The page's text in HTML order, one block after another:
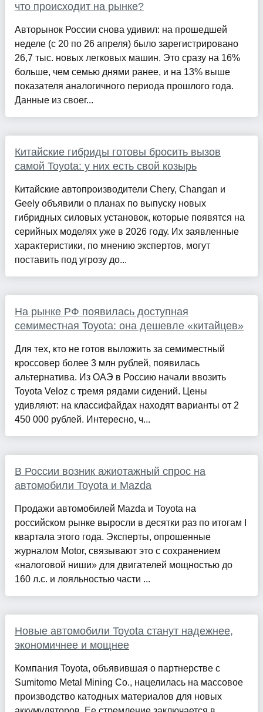
что происходит на рынке?
Авторынок России снова удивил: на прошедшей
неделе (с 20 по 26 апреля) было зарегистрировано
26,7 тыс. новых легковых машин. Это сразу на 16%
больше, чем семью днями ранее, и на 13% выше
показателя аналогичного периода прошлого года.
Данные из своег...
Китайские гибриды готовы бросить вызов
самой Toyota: у них есть свой козырь
Китайские автопроизводители Chery, Changan и
Geely объявили о планах по выпуску новых
гибридных силовых установок, которые появятся на
серийных моделях уже в 2026 году. Их заявленные
характеристики, по мнению экспертов, могут
поставить под угрозу до...
На рынке РФ появилась доступная
семиместная Toyota: она дешевле «китайцев»
Для тех, кто не готов выложить за семиместный
кроссовер более 3 млн рублей, появилась
альтернатива. Из ОАЭ в Россию начали ввозить
Toyota Veloz с тремя рядами сидений. Цены
удивляют: на классифайдах находят варианты от 2
450 000 рублей. Интересно, ч...
В России возник ажиотажный спрос на
автомобили Toyota и Mazda
Продажи автомобилей Mazda и Toyota на
российском рынке выросли в десятки раз по итогам I
квартала этого года. Эксперты, опрошенные
журналом Motor, связывают это с сохранением
«налоговой ниши» для двигателей мощностью до
160 л.с. и лояльностью части ...
Новые автомобили Toyota станут надежнее,
экономичнее и мощнее
Компания Toyota, объявившая о партнерстве с
Sumitomo Metal Mining Co., нацелилась на массовое
производство катодных материалов для новых